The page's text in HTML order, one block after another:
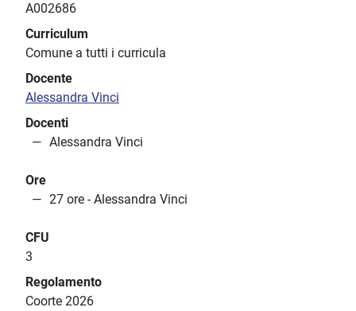
A002686
Curriculum
Comune a tutti i curricula
Docente
Alessandra Vinci
Docenti
Alessandra Vinci
Ore
27 ore - Alessandra Vinci
CFU
3
Regolamento
Coorte 2026